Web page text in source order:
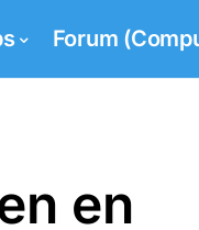
Forum
en